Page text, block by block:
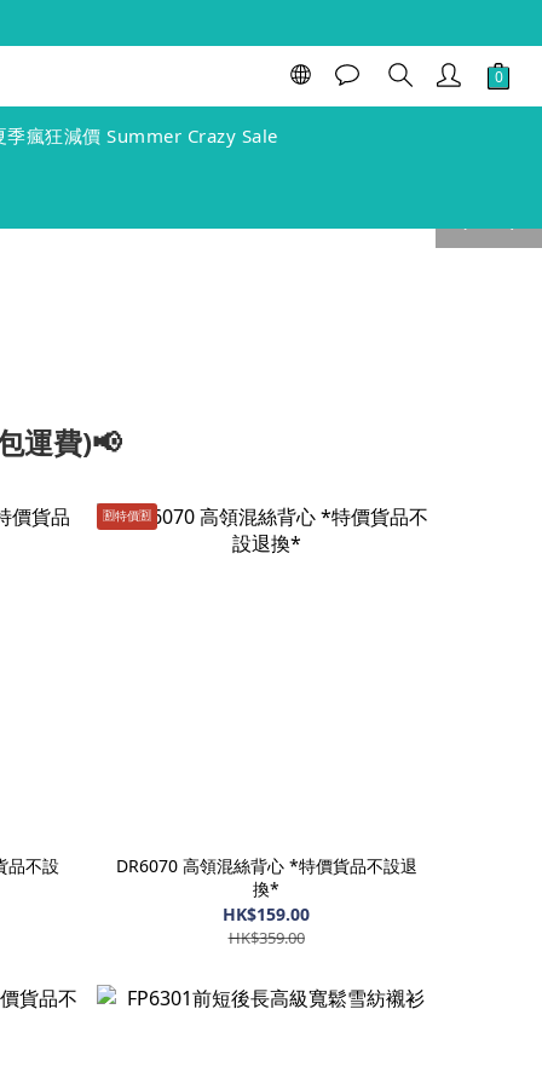
季瘋狂減價 Summer Crazy Sale
運費)📢
品不設
🈹️特價🈹️
DR6070 高領混絲背心 *特價貨品不設退
換*
HK$159.00
HK$359.00